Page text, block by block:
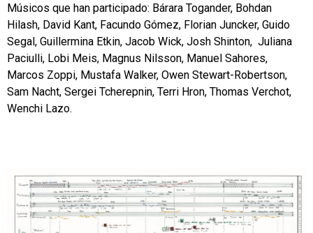
Músicos que han participado: Bárara Togander, Bohdan
Hilash, David Kant, Facundo Gómez, Florian Juncker, Guido
Segal, Guillermina Etkin, Jacob Wick, Josh Shinton, Juliana
Paciulli, Lobi Meis, Magnus Nilsson, Manuel Sahores,
Marcos Zoppi, Mustafa Walker, Owen Stewart-Robertson,
Sam Nacht, Sergei Tcherepnin, Terri Hron, Thomas Verchot,
Wenchi Lazo.